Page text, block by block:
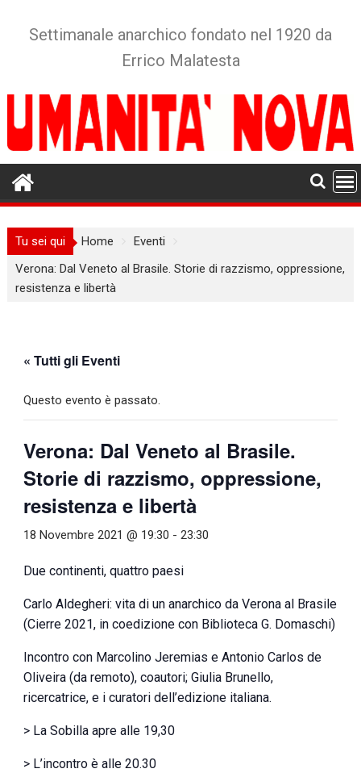
Settimanale anarchico fondato nel 1920 da
Errico Malatesta
Tu sei qui Home
Eventi
Verona: Dal Veneto al Brasile. Storie di razzismo, oppressione,
resistenza e libertà
« Tutti gli Eventi
Questo evento è passato.
Verona: Dal Veneto al Brasile.
Storie di razzismo, oppressione,
resistenza e libertà
18 Novembre 2021 @ 19:30 -23:30
Due continenti, quattro paesi
Carlo Aldegheri: vita di un anarchico da Verona al Brasile
(Cierre 2021, in coedizione con Biblioteca G. Domaschi)
Incontro con Marcolino Jeremias e Antonio Carlos de
Oliveira (da remoto), coautori; Giulia Brunello,
ricercatrice, e i curatori dell’edizione italiana.
> La Sobilla apre alle 19,30
> L’incontro è alle 20.30